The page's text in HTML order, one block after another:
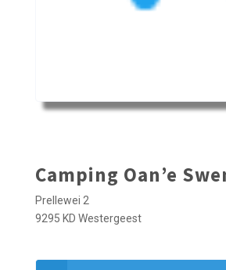
Camping Oan’e
Prellewei 2
9295 KD Westergeest